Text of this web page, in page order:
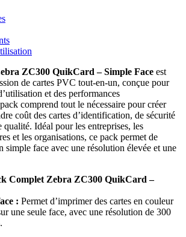
ZC300 QuikCard – Simple Face est
de cartes PVC tout-en-un, conçue pour
et des performances
comprend tout le nécessaire pour créer
coût des cartes d’identification, de sécurité
qualité. Idéal pour les entreprises, les
et les organisations, ce pack permet de
simple face avec une résolution élevée et une
Complet Zebra ZC300 QuikCard –
: Permet d’imprimer des cartes en couleur
une seule face, avec une résolution de 300